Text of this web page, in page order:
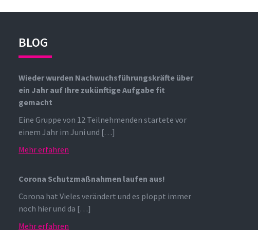
BLOG
Wieder wurden Nachwuchsführungskräfte über
ein Jahr auf Ihre zukünftige Aufgabe fit
gemacht
Eine Gruppe von 12 Teilnehmenden startete vor
einem Jahr im Juni und […]
Mehr erfahren
Corona Schutzmaßnahmen laufen aus!
Corona hat Vieles verändert und es ploppt immer
noch hier und da […]
Mehr erfahren